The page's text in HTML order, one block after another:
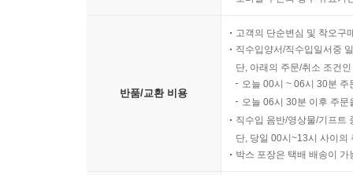
밀도와 여백이 만드는 장면의 호흡
10장 무대디자인의 정리와 전달
구상 내용을 구조로 옮기는 과정
공간 구성안을 정리하는 기준
장면별 변화 요소의 정리 방식
전체 흐름을 고려한 무대 배열
반품/교환 비용
고객의 단순변심 및 착오구
직수입양서/직수입일서중
단, 아래의 주문/취소 조건
오늘 00시 ~ 06시 30분
오늘 06시 30분 이후 주
직수입 음반/영상물/기프트
단, 당일 00시~13시 사이의
박스 포장은 택배 배송이